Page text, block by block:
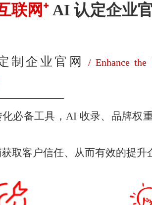
联网⁺AI 认定企业
制企业官网
/ Enhance the
必备工具，AI 收录、品牌权
取客户信任、从而有效的提升